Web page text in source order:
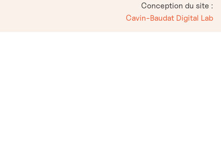
Conception du site :
Cavin-Baudat Digital Lab